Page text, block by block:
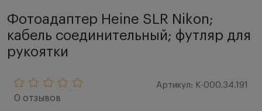
Фотоадаптер Heine SLR Nikon;
кабель соединительный; футляр для
рукоятки
0 отзывов
Артикул: K-000.34.191